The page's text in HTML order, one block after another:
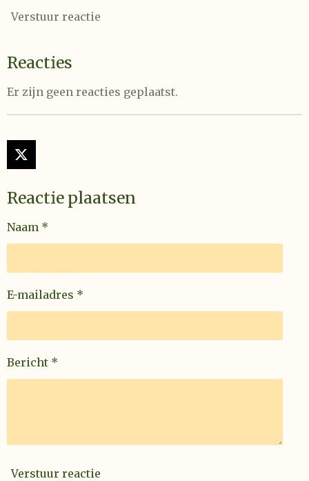
Verstuur reactie
Reacties
Er zijn geen reacties geplaatst.
X
Reactie plaatsen
Naam *
E-mailadres *
Bericht *
Verstuur reactie